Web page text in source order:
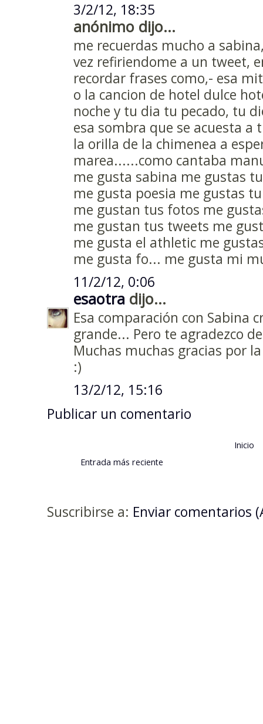
3/2/12, 18:35
anónimo dijo...
me recuerdas mucho a
vez refiriendome a un tweet,
recordar frases como,- esa
o la cancion de hotel dulce
noche y tu dia tu pecado, tu
esa sombra que se acuesta
la orilla de la chimenea a
marea......como cantaba
me gusta sabina me gustas tu
me gusta poesia me gustas tu
me gustan tus fotos me
me gustan tus tweets me
me gusta el athletic me
me gusta fo... me gusta mi
11/2/12, 0:06
esaotra dijo...
Esa comparación con Sabina
grande... Pero te agradezco
Muchas muchas gracias por
:)
13/2/12, 15:16
Publicar un comentario
Entrada más reciente
Inicio
Suscribirse a: Enviar comentarios